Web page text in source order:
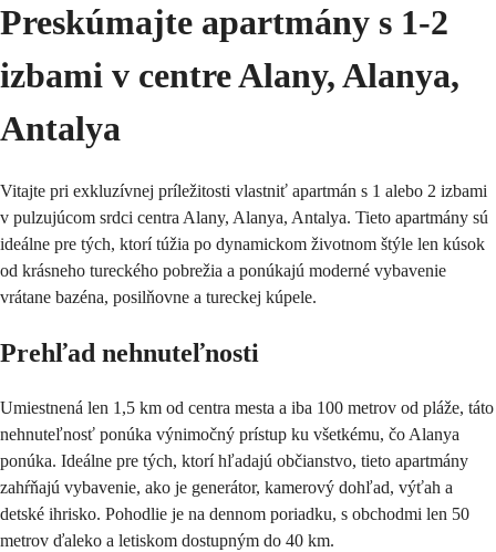
Preskúmajte apartmány s 1-2
izbami v centre Alany, Alanya,
Antalya
Vitajte pri exkluzívnej príležitosti vlastniť apartmán s 1 alebo 2 izbami
v pulzujúcom srdci centra Alany, Alanya, Antalya. Tieto apartmány sú
ideálne pre tých, ktorí túžia po dynamickom životnom štýle len kúsok
od krásneho tureckého pobrežia a ponúkajú moderné vybavenie
vrátane bazéna, posilňovne a tureckej kúpele.
Prehľad nehnuteľnosti
Umiestnená len 1,5 km od centra mesta a iba 100 metrov od pláže, táto
nehnuteľnosť ponúka výnimočný prístup ku všetkému, čo Alanya
ponúka. Ideálne pre tých, ktorí hľadajú občianstvo, tieto apartmány
zahŕňajú vybavenie, ako je generátor, kamerový dohľad, výťah a
detské ihrisko. Pohodlie je na dennom poriadku, s obchodmi len 50
metrov ďaleko a letiskom dostupným do 40 km.